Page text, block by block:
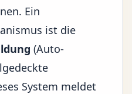
Ein
ist die
(Auto-
System meldet